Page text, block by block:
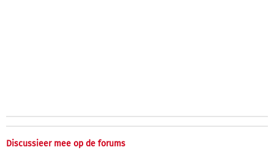
Discussieer mee op de forums